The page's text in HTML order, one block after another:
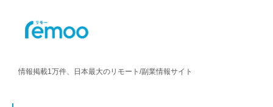
情報掲載1万件、日本最大のリモート/副業情報サイト